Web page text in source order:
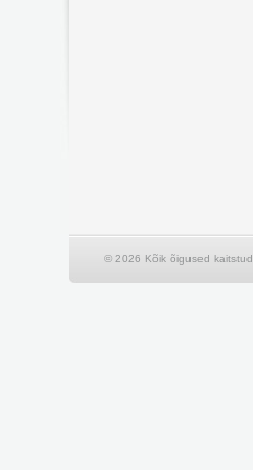
© 2026 Kõik õigused kaitstud.